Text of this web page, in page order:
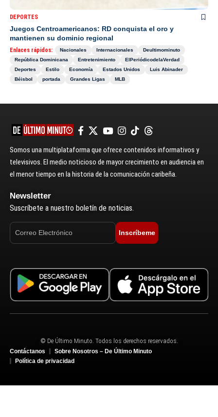
DEPORTES
Juegos Centroamericanos: RD conquista el oro y
mantienen su dominio regional
Enlaces rápidos: Nacionales Internacionales
Deultimominuto
República Dominicana
Entretenimiento
ElPeriódicodelaVerdad
Deportes
Estilo Economía Estados Unidos
Luis Abinader
Béisbol
portada Grandes Ligas MLB
Somos una multiplataforma que ofrece contenidos informativos y
televisivos. El medio noticioso de mayor crecimiento en audiencia en
el menor tiempo en la historia de la comunicación caribeña.
Newsletter
Suscríbete a nuestro boletín de noticias.
Inscríbeme
© De Último Minuto. Todos los derechos reservados.
Contáctanos
Sobre Nosotros – De Último Minuto
Política de privacidad